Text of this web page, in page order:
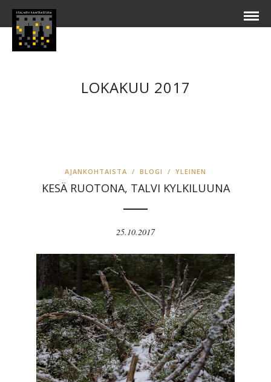
LOKAKUU 2017
AJANKOHTAISTA / BLOGI / YLEINEN
KESÄ RUOTONA, TALVI KYLKILUUNA
25.10.2017